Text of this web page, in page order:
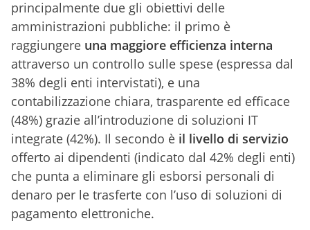
principalmente due gli obiettivi delle
amministrazioni pubbliche: il primo è
raggiungere una maggiore efficienza interna
attraverso un controllo sulle spese (espressa dal
38% degli enti intervistati), e una
contabilizzazione chiara, trasparente ed efficace
(48%) grazie all’introduzione di soluzioni IT
integrate (42%). Il secondo è il livello di servizio
offerto ai dipendenti (indicato dal 42% degli enti)
che punta a eliminare gli esborsi personali di
denaro per le trasferte con l’uso di soluzioni di
pagamento elettroniche.